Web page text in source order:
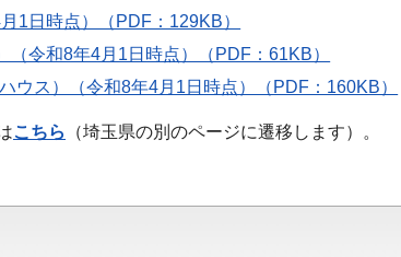
1日時点）（PDF：129KB）
（令和8年4月1日時点）（PDF：61KB）
ウス）（令和8年4月1日時点）（PDF：160KB）
こちら （埼玉県の別のページに遷移します）。